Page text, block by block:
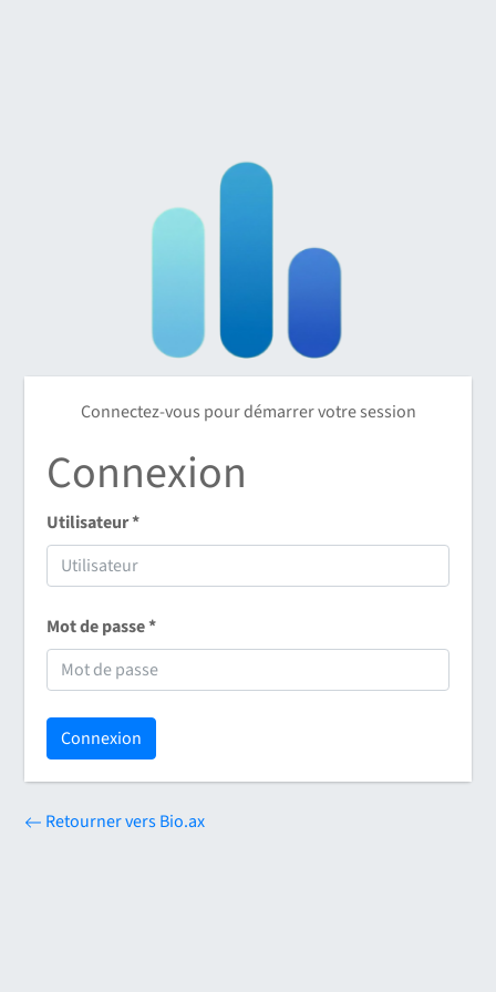
Connectez-vous pour démarrer votre session
Connexion
Utilisateur*
Mot de passe*
Retourner vers Bio.ax